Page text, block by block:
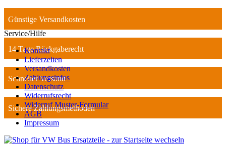
Günstige Versandkosten
14 Tage Rückgaberecht
Schneller Versand
Sichere Zahlungsmethoden
Service/Hilfe
Kontakt
Lieferzeiten
Versandkosten
Zahlungsinfos
Datenschutz
Widerrufsrecht
Widerruf Muster-Formular
AGB
Impressum